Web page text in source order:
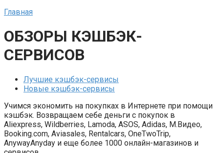
Главная
ОБЗОРЫ КЭШБЭК-
СЕРВИСОВ
Лучшие кэшбэк-сервисы
Новые кэшбэк-сервисы
Учимся экономить на покупках в Интернете при помощи
кэшбэк. Возвращаем себе деньги с покупок в
Aliexpress, Wildberries, Lamoda, ASOS, Adidas, М.Видео,
Booking.com, Aviasales, Rentalcars, OneTwoTrip,
AnywayAnyday и еще более 1000 онлайн-магазинов и